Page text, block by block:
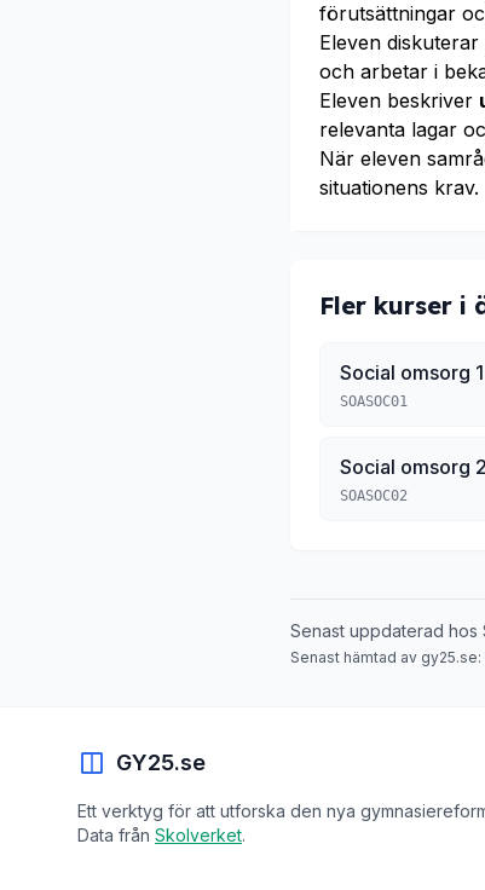
förutsättningar
Eleven diskuterar
och arbetar i
Eleven beskriver
relevanta lagar
När eleven
situationens krav.
Fler kurser i
Social omsorg 1
SOASOC01
Social omsorg 2
SOASOC02
Senast uppdaterad hos
Senast hämtad av gy25.se:
GY25.se
Ett verktyg för att utforska den nya
Data från Skolverket.